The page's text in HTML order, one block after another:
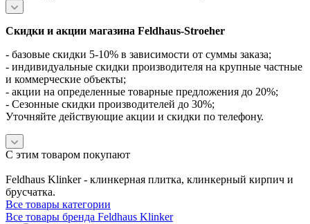
Скидки и акции магазина Feldhaus-Stroeher
- базовые скидки 5-10% в зависимости от суммы заказа;
- индивидуальные скидки производителя на крупные частные
и коммерческие объекты;
- акции на определенные товарные предложения до 20%;
- Сезонные скидки производителей до 30%;
Уточняйте действующие акции и скидки по телефону.
С этим товаром покупают
Feldhaus Klinker - клинкерная плитка, клинкерный кирпич и
брусчатка.
Все товары категории
Все товары бренда Feldhaus Klinker